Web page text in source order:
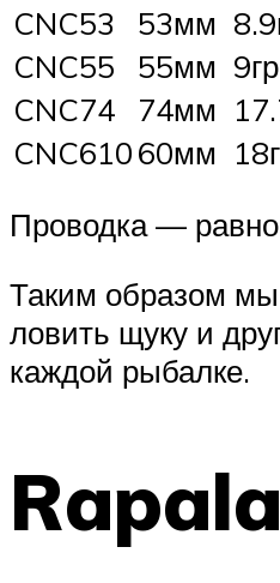
CNC53
53мм
CNC55
55мм 9гр
CNC74
74мм
CNC61060мм
Проводка —
Таким образом
ловить щуку и
каждой рыбалке.